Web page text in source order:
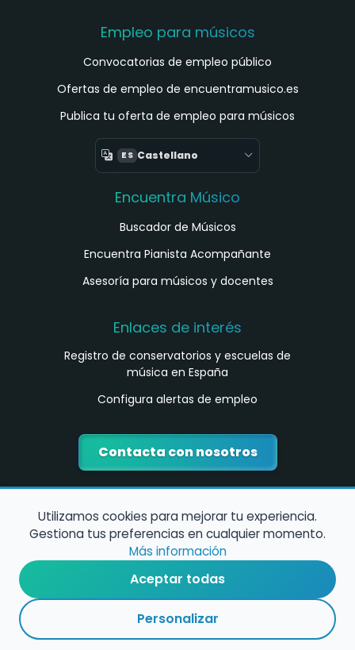
Empleo para músicos
Convocatorias de empleo público
Ofertas de empleo de encuentramusico.es
Publica tu oferta de empleo para músicos
ES Castellano
Encuentra Músico
Buscador de Músicos
Encuentra Pianista Acompañante
Asesoría para músicos y docentes
Enlaces de interés
Registro de conservatorios y escuelas de
música en España
Configura alertas de empleo
Contacta con nosotros
Política de Cookies
Política de Privacidad
Utilizamos cookies para mejorar tu experiencia.
Gestiona tus preferencias en cualquier momento.
Más información
Aceptar todas
Personalizar